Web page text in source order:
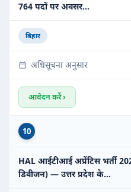
764 पदों पर अवसर…
बिहार
अधिसूचना अनुसार
आवेदन करें ›
10
HAL आईटीआई अप्रेंटिस भर्ती
डिवीजन) — उत्तर प्रदेश के…